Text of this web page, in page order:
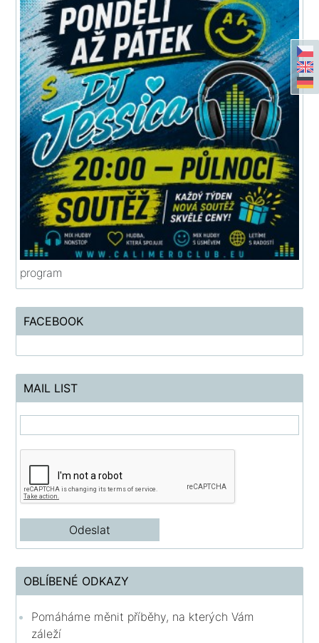
program
FACEBOOK
MAIL LIST
OBLÍBENÉ ODKAZY
Pomáháme měnit příběhy, na kterých Vám
záleží